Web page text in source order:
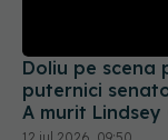
A murit Lindsey
12 iul 2026, 09:50